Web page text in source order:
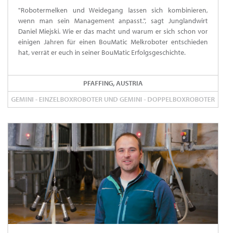
"Robotermelken und Weidegang lassen sich kombinieren,
wenn man sein Management anpasst.", sagt Junglandwirt
Daniel Miejski. Wie er das macht und warum er sich schon vor
einigen Jahren für einen BouMatic Melkroboter entschieden
hat, verrät er euch in seiner BouMatic Erfolgsgeschichte.
PFAFFING, AUSTRIA
GEMINI - EINZELBOXROBOTER UND GEMINI - DOPPELBOXROBOTER